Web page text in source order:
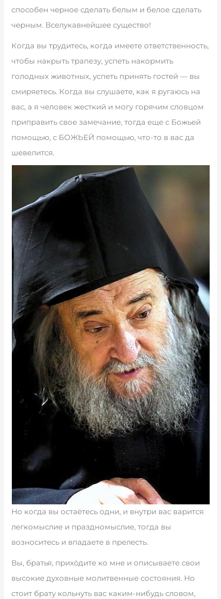
способен черное сделать белым и белое сделать
черным. Вселукавнейшее существо!
Когда вы трудитесь, когда имеете ответственность,
чтобы накрыть трапезу, успеть накормить
голодных животных, успеть принять гостей — вы
смиряетесь. Когда вы слушаете, как я ругаюсь на
вас, а я человек жесткий и могу горячим словцом
приправить свое замечание, тогда еще с Божьей
помощью, с БОЖЬЕЙ помощью, что-то в вас да
шевелится.
Но когда вы остаётесь одни, и внутри вас варится
легкомыслие и праздномыслие, тогда вы
возноситесь и впадаете в прелесть.
Вы, братья, прихòдите ко мне и описываете свои
высокие духовные молитвенные состояния. Но
стоит брату кольнуть вас каким-нибудь словом,